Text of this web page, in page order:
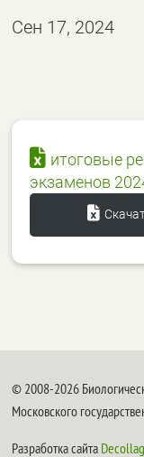
Сен 17, 2024
итоговые
экзаменов
© 2008-2026
Московского
Разработка сайта